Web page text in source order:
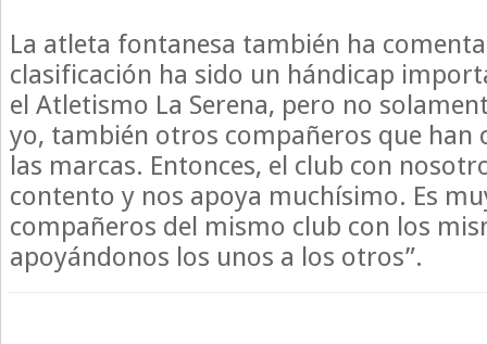
La atleta fontanesa también ha
clasificación ha sido un hándicap
el Atletismo La Serena, pero no
yo, también otros compañeros que han
las marcas. Entonces, el club con
contento y nos apoya muchísimo. Es
compañeros del mismo club con los
apoyándonos los unos a los otros”.